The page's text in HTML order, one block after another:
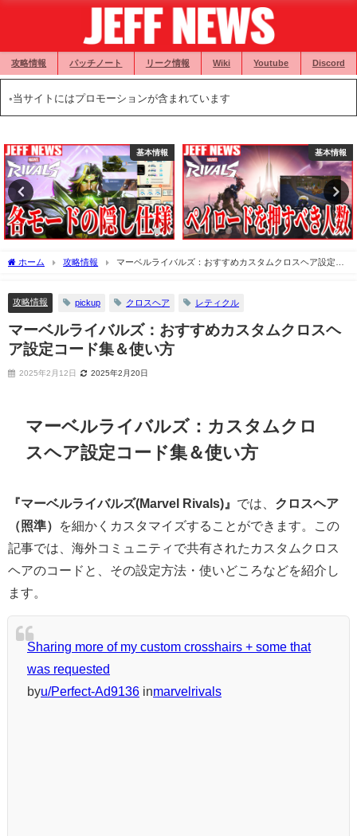
攻略情報 パッチノート リーク情報 Wiki Youtube Discord
◦当サイトにはプロモーションが含まれています
基本情報 攻略情報
ホーム 攻略情報
マーベルライバルズ：おすすめカスタムクロスヘア設定コ
攻略情報 pickup クロスヘア レティクル
マーベルライバルズ：おすすめカスタムクロスヘ
ア設定コード集＆使い方
2025年2月12日 2025年2月20日
マーベルライバルズ：カスタムクロ
スヘア設定コード集＆使い方
『マーベルライバルズ(Marvel Rivals)』 では、 クロスヘア
（照準）
を細かくカスタマイズすることができます。この
記事では、海外コミュニティで共有されたカスタムクロス
ヘアのコードと、その設定方法・使いどころなどを紹介し
ます。
Sharing more of my custom crosshairs + some that
was requested
byu/Perfect-Ad9136 inmarvelrivals